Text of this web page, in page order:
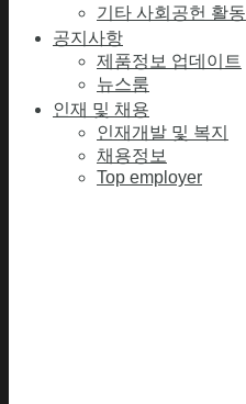
기타 사회공헌 활동
공지사항
제품정보 업데이트
뉴스룸
인재 및 채용
인재개발 및 복지
채용정보
Top employer